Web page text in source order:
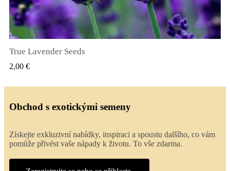
True Lavender Seeds
2,00 €
Obchod s exotickými semeny
Získejte exkluzivní nabídky, inspiraci a spoustu dalšího, co vám
pomůže přivést vaše nápady k životu. To vše zdarma.